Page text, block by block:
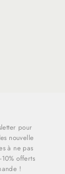
pour
nouvelle
à ne pas
offerts
!